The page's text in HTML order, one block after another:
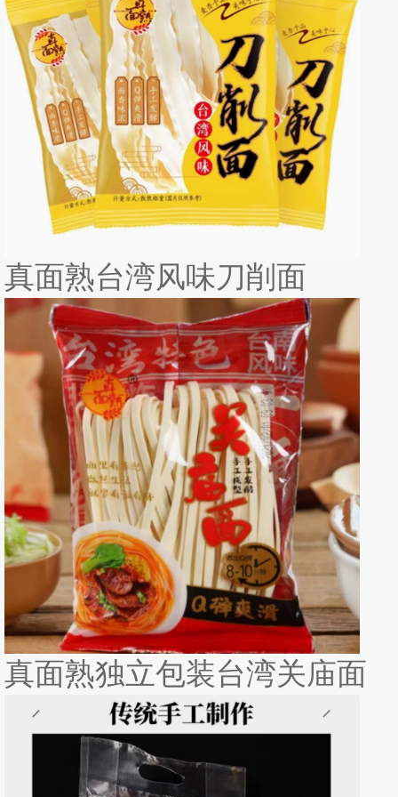
真面熟台湾风味刀削面
真面熟独立包装台湾关庙面